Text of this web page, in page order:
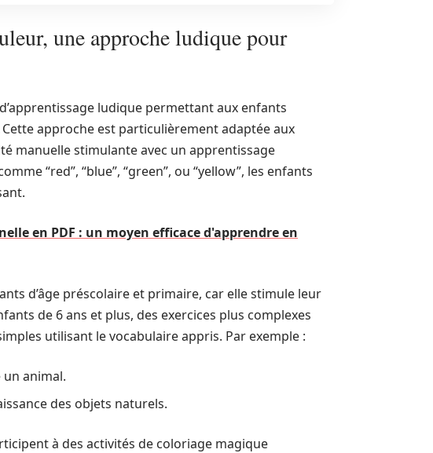
une approche ludique pour
ludique permettant aux enfants
approche est particulièrement adaptée aux
manuelle stimulante avec un apprentissage
“red”, “blue”, “green”, ou “yellow”, les enfants
en PDF : un moyen efficace d'apprendre en
d’âge préscolaire et primaire, car elle stimule leur
de 6 ans et plus, des exercices plus complexes
utilisant le vocabulaire appris. Par exemple :
animal.
des objets naturels.
à des activités de coloriage magique